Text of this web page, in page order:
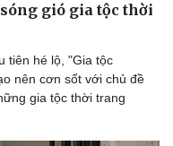
gió gia tộc thời
tiên hé lộ, "Gia tộc
nên cơn sốt với chủ đề
gia tộc thời trang